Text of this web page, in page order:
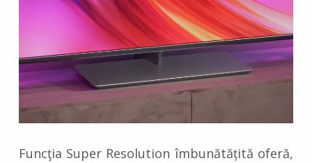
Funcţia Super Resolution îmbunătățită oferă,